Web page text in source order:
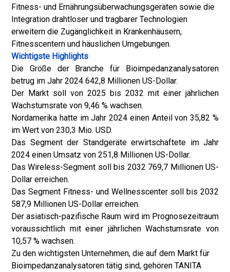
Fitness- und Ernährungsüberwachungsgeräten sowie die
Integration drahtloser und tragbarer Technologien
erweitern die Zugänglichkeit in Krankenhäusern,
Fitnesscentern und häuslichen Umgebungen.
Wichtigste Highlights
Die Größe der Branche für Bioimpedanzanalysatoren
betrug im Jahr 2024 642,8 Millionen US-Dollar.
Der Markt soll von 2025 bis 2032 mit einer jährlichen
Wachstumsrate von 9,46 % wachsen.
Nordamerika hatte im Jahr 2024 einen Anteil von 35,82 %
im Wert von 230,3 Mio. USD.
Das Segment der Standgeräte erwirtschaftete im Jahr
2024 einen Umsatz von 251,8 Millionen US-Dollar.
Das Wireless-Segment soll bis 2032 769,7 Millionen US-
Dollar erreichen.
Das Segment Fitness- und Wellnesscenter soll bis 2032
587,9 Millionen US-Dollar erreichen.
Der asiatisch-pazifische Raum wird im Prognosezeitraum
voraussichtlich mit einer jährlichen Wachstumsrate von
10,57 % wachsen.
Zu den wichtigsten Unternehmen, die auf dem Markt für
Bioimpedanzanalysatoren tätig sind, gehören TANITA